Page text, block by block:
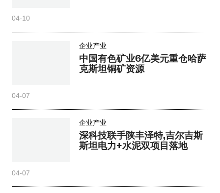
04-10
企业产业
中国有色矿业6亿美元重仓哈萨
克斯坦铜矿资源
04-07
企业产业
深科技联手陕丰泽特,吉尔吉斯
斯坦电力+水泥双项目落地
04-07